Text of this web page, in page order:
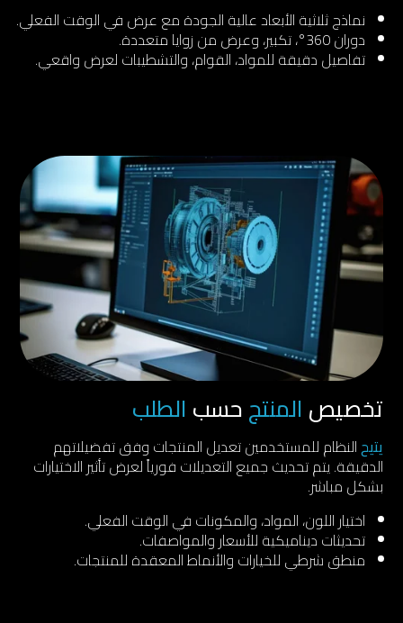
نماذج ثلاثية الأبعاد عالية الجودة مع عرض في الوقت الفعلي.
دوران 360°، تكبير، وعرض من زوايا متعددة.
تفاصيل دقيقة للمواد، القوام، والتشطيبات لعرض واقعي.
تخصيصالمنتجحسبالطلب
يتيحالنظام للمستخدمين تعديل المنتجات وفق تفضيلاتهم
الدقيقة. يتم تحديث جميع التعديلات فورياً لعرض تأثير الاختيارات
بشكل مباشر.
اختيار اللون، المواد، والمكونات في الوقت الفعلي.
تحديثات ديناميكية للأسعار والمواصفات.
منطق شرطي للخيارات والأنماط المعقدة للمنتجات.